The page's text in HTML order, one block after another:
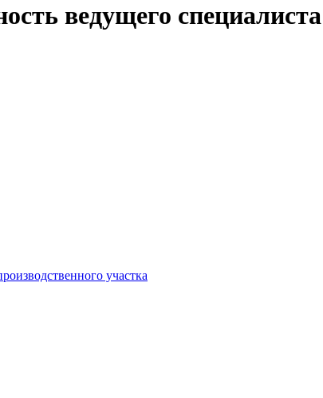
ведущего
участка